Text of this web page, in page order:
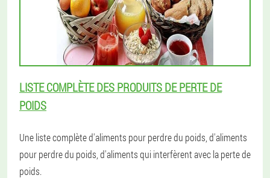
LISTE COMPLÈTE DES PRODUITS DE PERTE DE
POIDS
Une liste complète d'aliments pour perdre du poids, d'aliments
pour perdre du poids, d'aliments qui interfèrent avec la perte de
poids.